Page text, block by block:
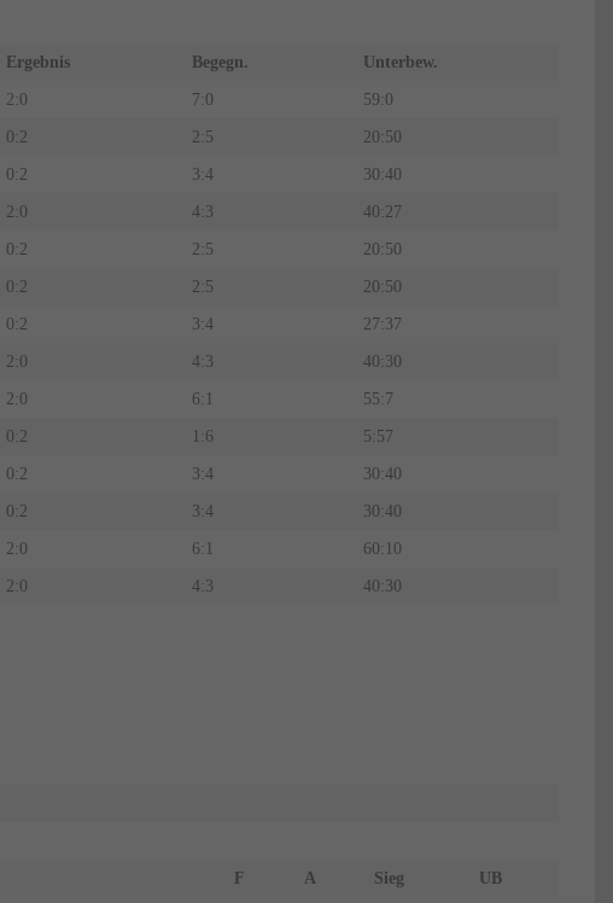
Ergebnis Begegn. Unterbew.
2:0 7:0 59:0
0:2 2:5 20:50
0:2 3:4 30:40
2:0 4:3 40:27
0:2 2:5 20:50
0:2 2:5 20:50
0:2 3:4 27:37
2:0 4:3 40:30
2:0 6:1 55:7
0:2 1:6 5:57
0:2 3:4 30:40
0:2 3:4 30:40
2:0 6:1 60:10
2:0 4:3 40:30
F A Sieg UB